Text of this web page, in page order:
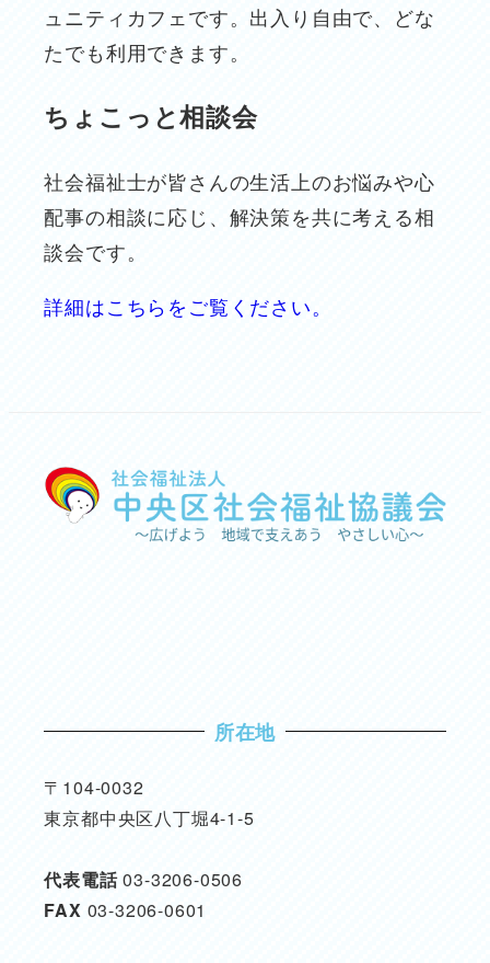
ュニティカフェです。出入り自由で、どな
たでも利用できます。
ちょこっと相談会
社会福祉士が皆さんの生活上のお悩みや心
配事の相談に応じ、解決策を共に考える相
談会です。
詳細はこちらをご覧ください。
所在地
〒104-0032
東京都中央区八丁堀4-1-5
代表電話03-3206-0506
FAX 03-3206-0601